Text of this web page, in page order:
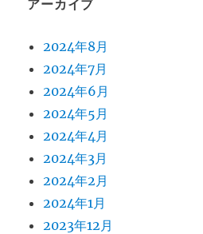
アーカイブ
2024年8月
2024年7月
2024年6月
2024年5月
2024年4月
2024年3月
2024年2月
2024年1月
2023年12月